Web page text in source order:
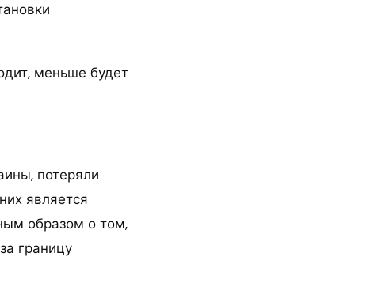
меньше будет
потеряли
является
образом о том,
границу